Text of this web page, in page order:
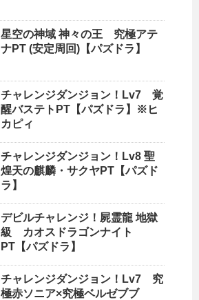
星空の神域 神々の王 究極アテ
ナPT (安定周回)【パズドラ】
チャレンジダンジョン！Lv7 覚
醒バステトPT【パズドラ】※ヒ
カピィ
チャレンジダンジョン！Lv8 聖
煌天の麒麟・サクヤPT【パズド
ラ】
デビルチャレンジ！屍霊龍 地獄
級 カオスドラゴンナイト
PT【パズドラ】
チャレンジダンジョン！Lv7 究
極赤ソニア×究極ベルゼブブ